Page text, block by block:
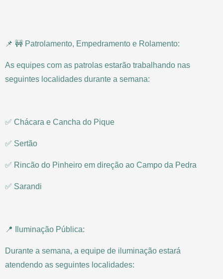
📌 🚧 Patrolamento, Empedramento e Rolamento:
As equipes com as patrolas estarão trabalhando nas
seguintes localidades durante a semana:
✅ Chácara e Cancha do Pique
✅ Sertão
✅ Rincão do Pinheiro em direção ao Campo da Pedra
✅ Sarandi
📍 Iluminação Pública:
Durante a semana, a equipe de iluminação estará
atendendo as seguintes localidades: